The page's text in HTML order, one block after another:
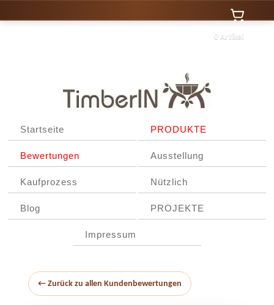
0 Artikel
Startseite PRODUKTE
Bewertungen Ausstellung
Kaufprozess Nützlich
Blog PROJEKTE
Impressum
← Zurück zu allen Kundenbewertungen